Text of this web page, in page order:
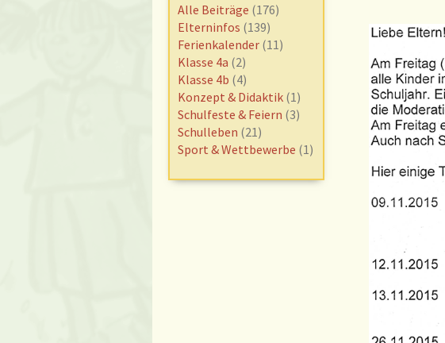
Alle Beiträge (176)
Elterninfos (139)
Ferienkalender(11)
Klasse 4a (2)
Klasse 4b (4)
Konzept & Didaktik(1)
Schulfeste & Feiern (3)
Schulleben (21)
Sport & Wettbewerbe (1)